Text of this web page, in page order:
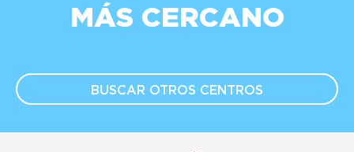
MÁS CERCANO
BUSCAR OTROS CENTROS